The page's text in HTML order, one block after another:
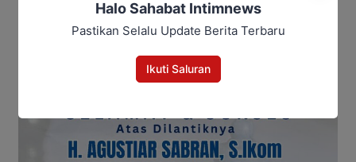
Halo Sahabat Intimnews
Pastikan Selalu Update Berita Terbaru
Ikuti Saluran